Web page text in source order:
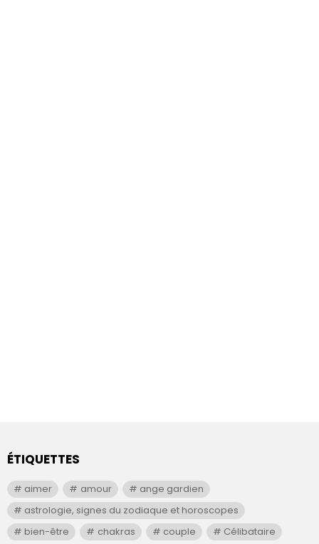
ÉTIQUETTES
aimer amour
ange gardien
astrologie, signes du zodiaque et horoscopes
bien-être
chakras couple Célibataire